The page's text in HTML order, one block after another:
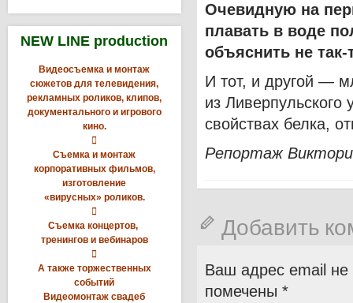
NEW LINE production
Видеосъемка и монтаж
сюжетов для телевидения,
рекламных роликов, клипов,
документального и игрового
кино.

Съемка и монтаж
корпоративных фильмов,
изготовление
«вирусных» роликов.

Съемка концертов,
тренингов и вебинаров

А также торжественных
событий
Видеомонтаж свадеб
Очевидную на
плавать в воде
объяснить не так-
И тот, и другой —
из Ливерпульского
свойствах белка,
Репортаж
Добавить
Ваш адрес email не
помечены *